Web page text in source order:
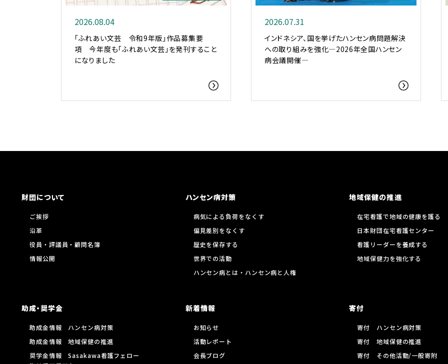
2026.08.04
「ふれあい文芸 令和9年版」作品募集要
項 今年度も「ふれあい文芸」を発刊すること
になりました
2026.07.31
インドネシア、国を挙げたハンセン病問題解決
への取り組みを強化―2026年全国ハンセン
病会議開催―
財団について
ご挨拶
沿革
役員・評議員・顧問名簿
情報公開
ハンセン病対策
病気による負荷をなくす
偏見差別をなくす
歴史を保存する
世界での活動
ハンセン病とは・ハンセン病と人権
地域保健の推進
在宅看護で地域の健康を護る
日本財団在宅看護センター
看護リーダーを養成する
地域保健力を強化する
助成・奨学金
助成金情報 ハンセン病対策
助成金情報 地域保健の推進
奨学金情報 Sasakawa看護フェロー
新着情報
お知らせ
活動レポート
会長ブログ
寄付
寄付 ハンセン病対策
寄付 地域保健の推進
寄付 その他活動/一般寄附